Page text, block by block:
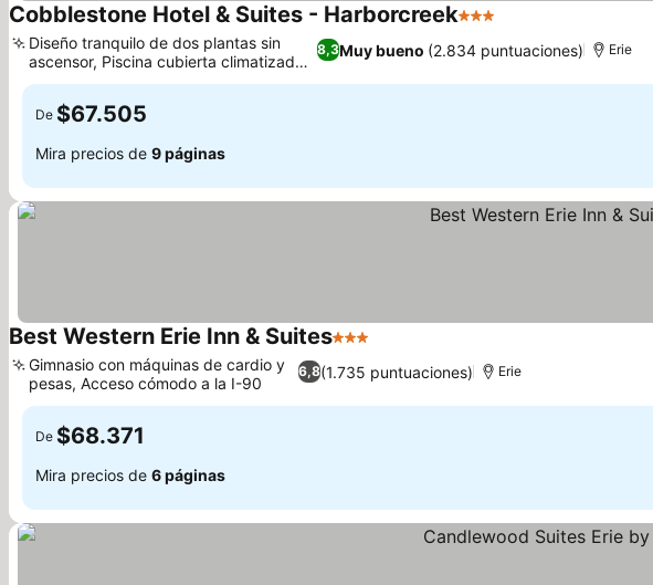
Cobblestone Hotel & Suites - Harborcreek3 Estrellas
8,3Muy bueno (2.834 puntuaciones)
Diseño tranquilo de dos plantas sin
ascensor, Piscina cubierta climatizada
de agua salada
Erie
De $67.505
Mira precios de 9 páginas
Best Western Erie Inn & Suites3 Estrellas
6,8(1.735 puntuaciones)
Gimnasio con máquinas de cardio y
pesas, Acceso cómodo a la I-90
Erie
De $68.371
Mira precios de 6 páginas